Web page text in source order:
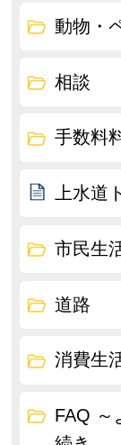
動物・
相談
手数料
上水道
市民生
道路
消費生
FAQ ～